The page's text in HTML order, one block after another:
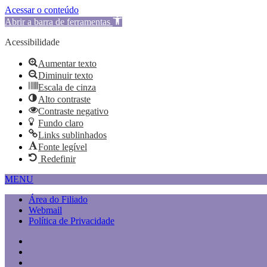
Acessar o conteúdo
Abrir a barra de ferramentas
Acessibilidade
Aumentar texto
Diminuir texto
Escala de cinza
Alto contraste
Contraste negativo
Fundo claro
Links sublinhados
Fonte legível
Redefinir
MENU
Área do Filiado
Webmail
Política de Privacidade